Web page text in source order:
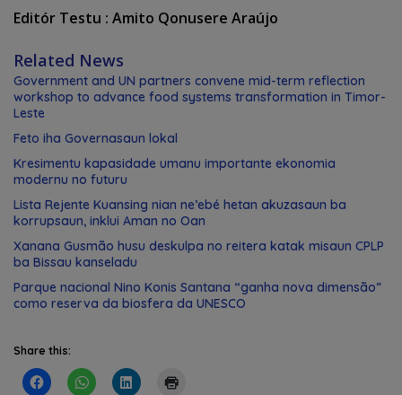
Editór Testu : Amito Qonusere Araújo
Related News
Government and UN partners convene mid-term reflection
workshop to advance food systems transformation in Timor-
Leste
Feto iha Governasaun lokal
Kresimentu kapasidade umanu importante ekonomia
modernu no futuru
Lista Rejente Kuansing nian ne’ebé hetan akuzasaun ba
korrupsaun, inklui Aman no Oan
Xanana Gusmão husu deskulpa no reitera katak misaun CPLP
ba Bissau kanseladu
Parque nacional Nino Konis Santana “ganha nova dimensão”
como reserva da biosfera da UNESCO
Share this: